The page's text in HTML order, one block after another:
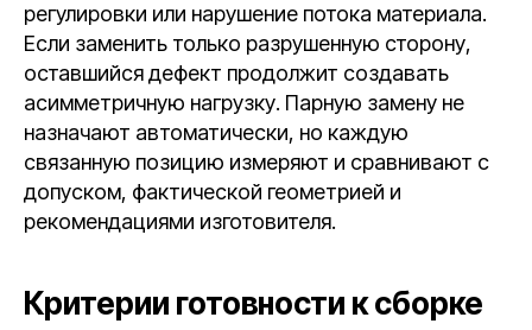
регулировки или нарушение потока материала.
Если заменить только разрушенную сторону,
оставшийся дефект продолжит создавать
асимметричную нагрузку. Парную замену не
назначают автоматически, но каждую
связанную позицию измеряют и сравнивают с
допуском, фактической геометрией и
рекомендациями изготовителя.
Критерии готовности к сборке